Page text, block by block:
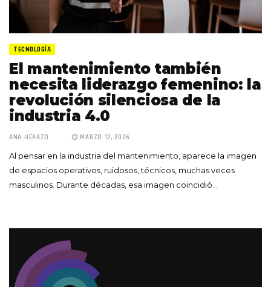
TECNOLOGÍA
El mantenimiento también
necesita liderazgo femenino: la
revolución silenciosa de la
industria 4.0
ANA HERAZO MARZO 12, 2026
Al pensar en la industria del mantenimiento, aparece la imagen
de espacios operativos, ruidosos, técnicos, muchas veces
masculinos. Durante décadas, esa imagen coincidió…